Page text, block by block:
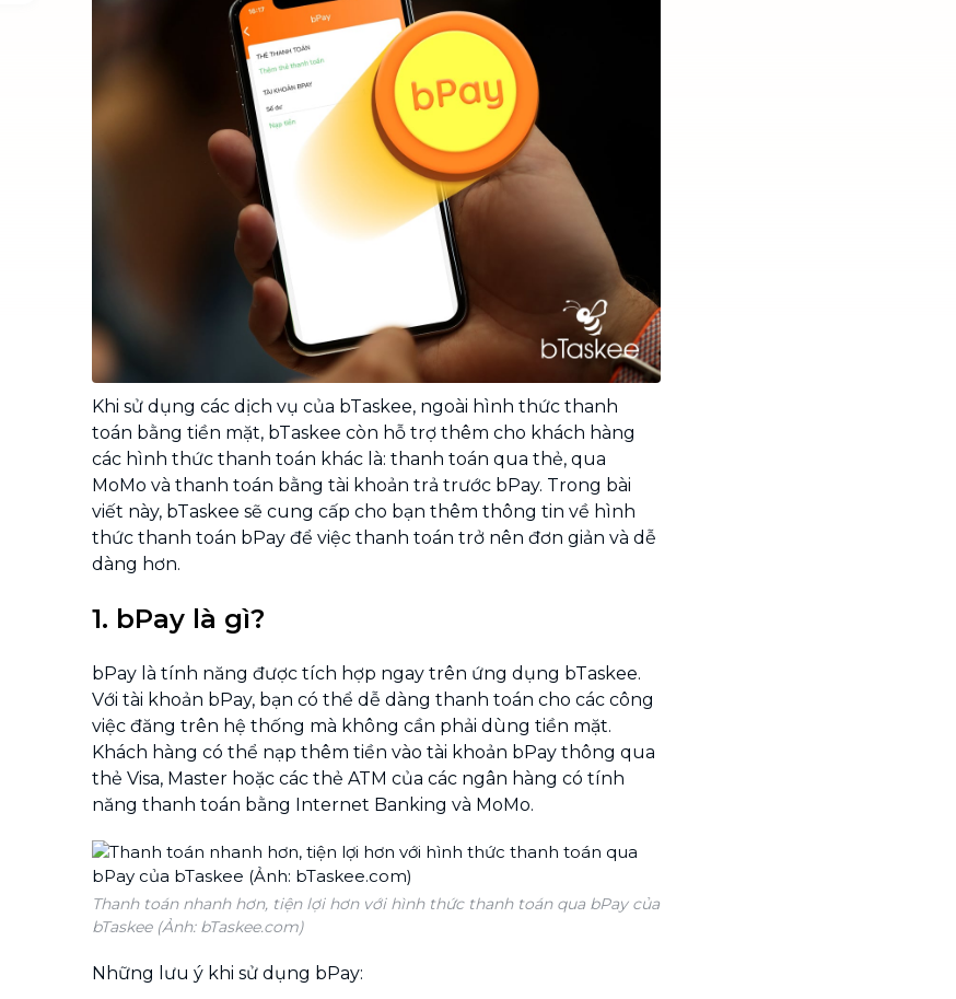
Chuyển nhà trọn gói, không lo dọn
dẹp nơi đi nơi đến
Vệ sinh công nghiệp NEW
Vệ sinh chuyên nghiệp cho văn
phòng, nhà xưởng, công trình lớn
Khi sử dụng các dịch vụ của bTaskee, ngoài hình thức thanh
toán bằng tiền mặt, bTaskee còn hỗ trợ thêm cho khách hàng
các hình thức thanh toán khác là: thanh toán qua thẻ, qua
MoMo và thanh toán bằng tài khoản trả trước bPay. Trong bài
viết này, bTaskee sẽ cung cấp cho bạn thêm thông tin về hình
thức thanh toán bPay để việc thanh toán trở nên đơn giản và dễ
dàng hơn.
1. bPay là gì?
bPay là tính năng được tích hợp ngay trên ứng dụng bTaskee.
Với tài khoản bPay, bạn có thể dễ dàng thanh toán cho các công
việc đăng trên hệ thống mà không cần phải dùng tiền mặt.
Khách hàng có thể nạp thêm tiền vào tài khoản bPay thông qua
thẻ Visa, Master hoặc các thẻ ATM của các ngân hàng có tính
năng thanh toán bằng Internet Banking và MoMo.
Thanh toán nhanh hơn, tiện lợi hơn với hình thức thanh toán qua bPay của
bTaskee (Ảnh: bTaskee.com)
Những lưu ý khi sử dụng bPay: